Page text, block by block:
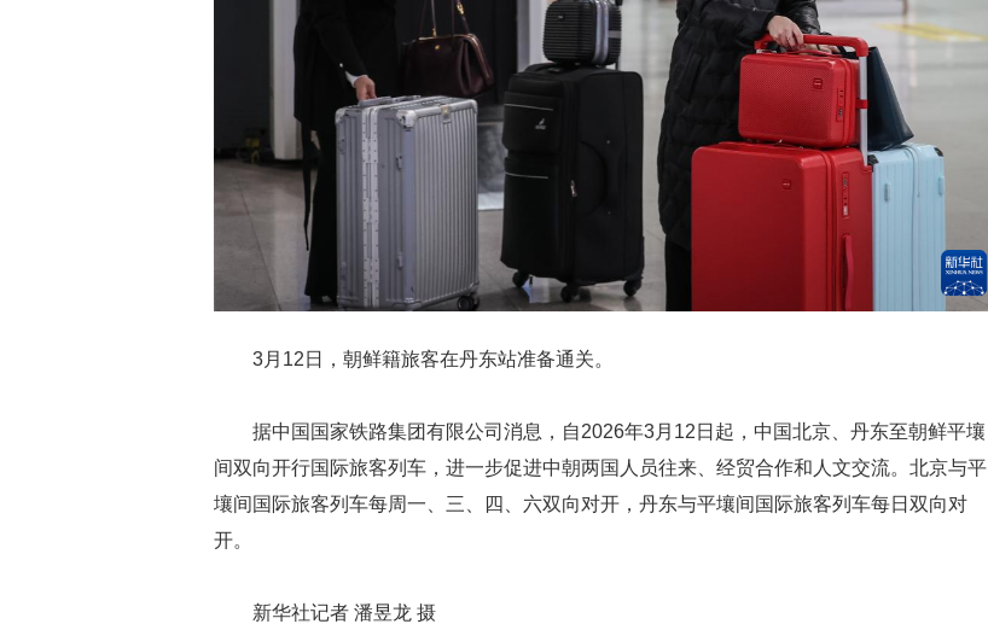
3月12日，朝鲜籍旅客在丹东站准备通关。
据中国国家铁路集团有限公司消息，自2026年3月12日起，中国北京、丹东至朝鲜平壤
间双向开行国际旅客列车，进一步促进中朝两国人员往来、经贸合作和人文交流。北京与平
壤间国际旅客列车每周一、三、四、六双向对开，丹东与平壤间国际旅客列车每日双向对
开。
新华社记者 潘昱龙 摄